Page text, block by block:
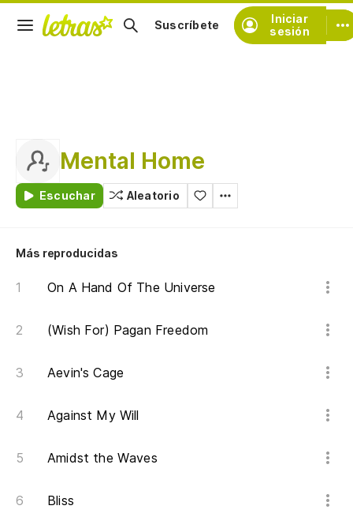
Iniciar
sesión
Suscríbete
Mental Home
Escuchar Aleatorio
Más reproducidas
On A Hand Of The Universe
(Wish For) Pagan Freedom
Aevin's Cage
Against My Will
Amidst the Waves
Bliss